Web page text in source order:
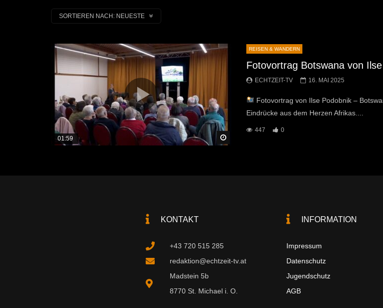
SORTIEREN NACH: NEUESTE
01:59
REISEN & WANDERN
Fotovortrag Botswana von
ECHTZEIT-TV 16. MAI 2025
Fotovortrag von Ilse Podobnik –
Eindrücke aus dem Herzen Afrikas....
447 0
KONTAKT
+43 720 515 285
redaktion@echtzeit-tv.at
Madstein 5b
8770 St. Michael i. O.
INFORMATION
Impressum
Datenschutz
Jugendschutz
AGB